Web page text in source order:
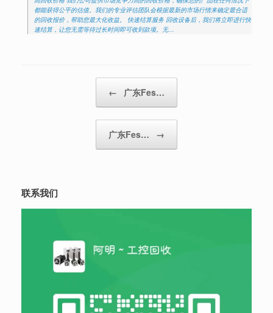
都能获得公平的估值。我们的专业评估团队会根据最新的市场行情来确定最合适
的回收报价，帮助您最大化收益。 快速结算服务 回收设备后，我们将立即进行快
速结算，让您无需等待过长时间即可收到款项。无…
← 广东Fes…
广东Fes… →
联系我们